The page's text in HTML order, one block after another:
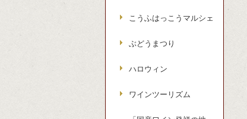
こうふはっこうマルシェ
ぶどうまつり
ハロウィン
ワインツーリズム